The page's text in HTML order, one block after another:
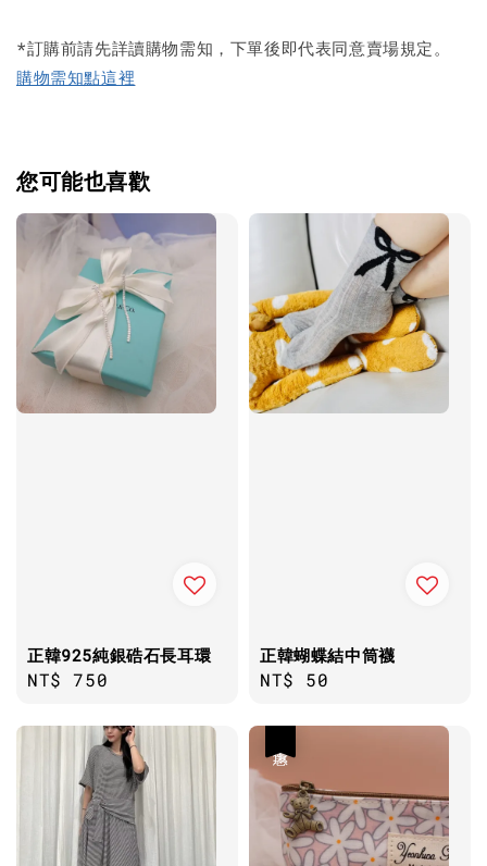
*訂購前請先詳讀購物需知，下單後即代表同意賣場規定。
購物需知點這裡
您可能也喜歡
正韓925純銀硞石長耳環
Regular
NT$ 750
正韓蝴蝶結中筒襪
Regular
NT$ 50